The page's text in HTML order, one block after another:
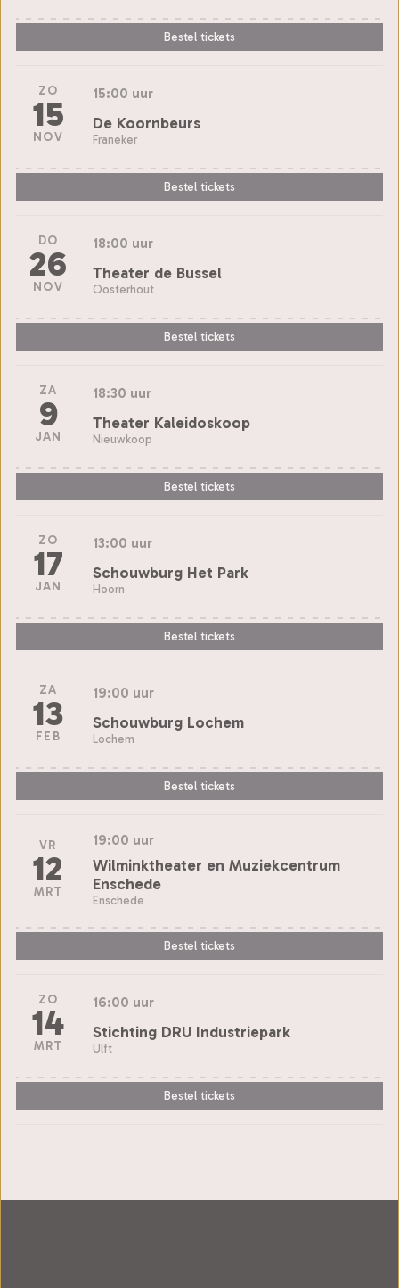
Bestel tickets
ZO
15
NOV
15:00 uur
De Koornbeurs
Franeker
Bestel tickets
DO
26
NOV
18:00 uur
Theater de Bussel
Oosterhout
Bestel tickets
ZA
9
JAN
18:30 uur
Theater Kaleidoskoop
Nieuwkoop
Bestel tickets
ZO
17
JAN
13:00 uur
Schouwburg Het Park
Hoorn
Bestel tickets
ZA
13
FEB
19:00 uur
Schouwburg Lochem
Lochem
Bestel tickets
VR
12
MRT
19:00 uur
Wilminktheater en Muziekcentrum
Enschede
Enschede
Bestel tickets
ZO
14
MRT
16:00 uur
Stichting DRU Industriepark
Ulft
Bestel tickets